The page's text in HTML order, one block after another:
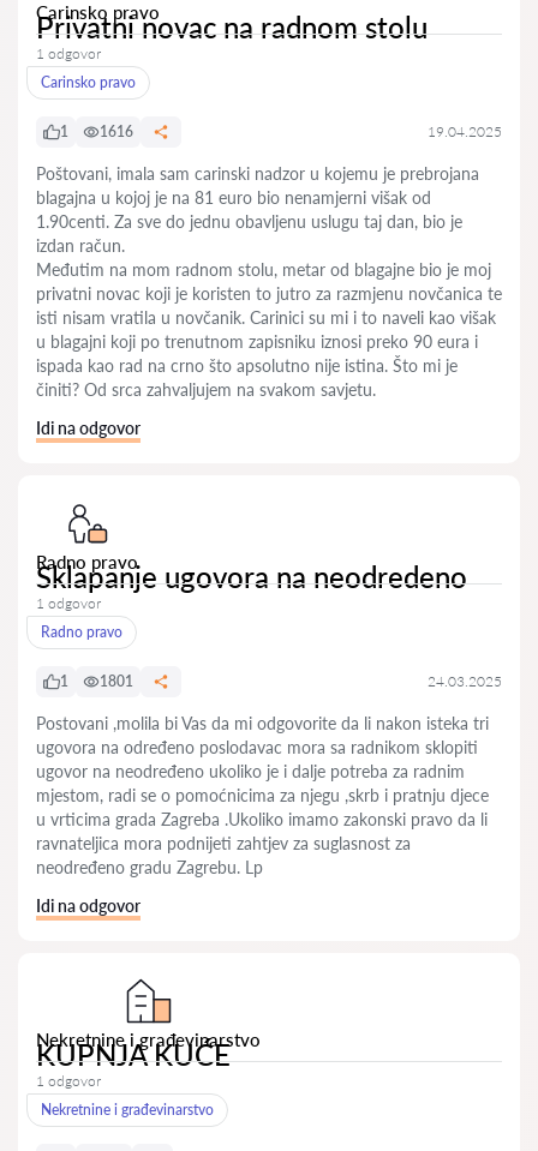
Carinsko pravo
Privatni novac na radnom stolu
1 odgovor
Carinsko pravo
1 1616 19.04.2025
Poštovani, imala sam carinski nadzor u kojemu je prebrojana
blagajna u kojoj je na 81 euro bio nenamjerni višak od
1.90centi. Za sve do jednu obavljenu uslugu taj dan, bio je
izdan račun.
Međutim na mom radnom stolu, metar od blagajne bio je moj
privatni novac koji je koristen to jutro za razmjenu novčanica te
isti nisam vratila u novčanik. Carinici su mi i to naveli kao višak
u blagajni koji po trenutnom zapisniku iznosi preko 90 eura i
ispada kao rad na crno što apsolutno nije istina. Što mi je
činiti? Od srca zahvaljujem na svakom savjetu.
Idi na odgovor
Radno pravo
Sklapanje ugovora na neodredeno
1 odgovor
Radno pravo
1 1801 24.03.2025
Postovani ,molila bi Vas da mi odgovorite da li nakon isteka tri
ugovora na određeno poslodavac mora sa radnikom sklopiti
ugovor na neodređeno ukoliko je i dalje potreba za radnim
mjestom, radi se o pomoćnicima za njegu ,skrb i pratnju djece
u vrticima grada Zagreba .Ukoliko imamo zakonski pravo da li
ravnateljica mora podnijeti zahtjev za suglasnost za
neodređeno gradu Zagrebu. Lp
Idi na odgovor
Nekretnine i građevinarstvo
KUPNJA KUĆE
1 odgovor
Nekretnine i građevinarstvo